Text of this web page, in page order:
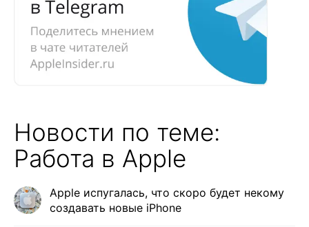
Новости по теме:
Работа в Apple
Apple испугалась, что скоро будет некому
создавать новые iPhone